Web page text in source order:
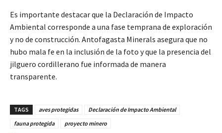
Es importante destacar que la Declaración de Impacto
Ambiental corresponde a una fase temprana de exploración
y no de construcción. Antofagasta Minerals asegura que no
hubo mala fe en la inclusión de la foto y que la presencia del
jilguero cordillerano fue informada de manera
transparente.
TAGS aves protegidas
Declaración de Impacto Ambiental
fauna protegida
proyecto minero